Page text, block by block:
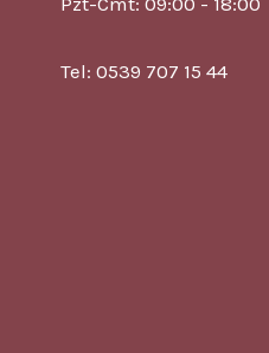
Tel: 0539 707 15 44